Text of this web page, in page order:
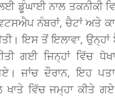
ਡੂੰਘਾਈ ਨਾਲ ਤਕਨੀਕੀ
ਨੰਬਰਾਂ, ਚੈਟਾਂ ਅਤੇ
ਇਸ ਤੋਂ ਇਲਾਵਾ,
ਗਈ ਜਿਨ੍ਹਾਂ ਵਿੱਚ
ਜਾਂਚ ਦੌਰਾਨ, ਇਹ
ਖਾਤੇ ਵਿੱਚ ਜਮ੍ਹਾ ਕੀਤੇ